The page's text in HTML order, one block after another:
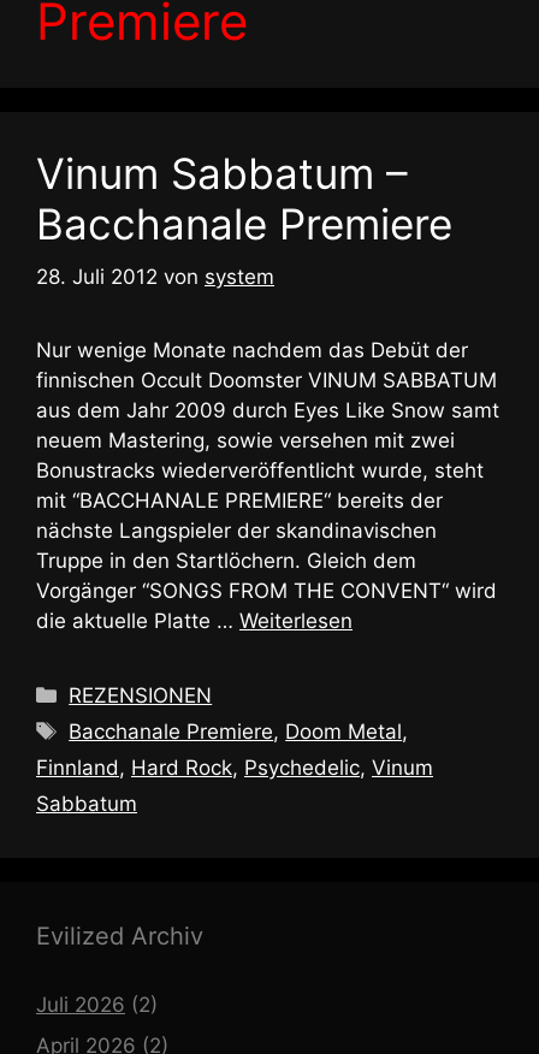
Premiere
Vinum Sabbatum –
Bacchanale Premiere
28. Juli 2012 von system
Nur wenige Monate nachdem das Debüt der
finnischen Occult Doomster VINUM SABBATUM
aus dem Jahr 2009 durch Eyes Like Snow samt
neuem Mastering, sowie versehen mit zwei
Bonustracks wiederveröffentlicht wurde, steht
mit “BACCHANALE PREMIERE“ bereits der
nächste Langspieler der skandinavischen
Truppe in den Startlöchern. Gleich dem
Vorgänger “SONGS FROM THE CONVENT“ wird
die aktuelle Platte … Weiterlesen
Kategorien
REZENSIONEN
Schlagwörter
Bacchanale Premiere, Doom Metal,
Finnland, Hard Rock, Psychedelic, Vinum
Sabbatum
Evilized Archiv
Juli 2026 (2)
April 2026 (2)